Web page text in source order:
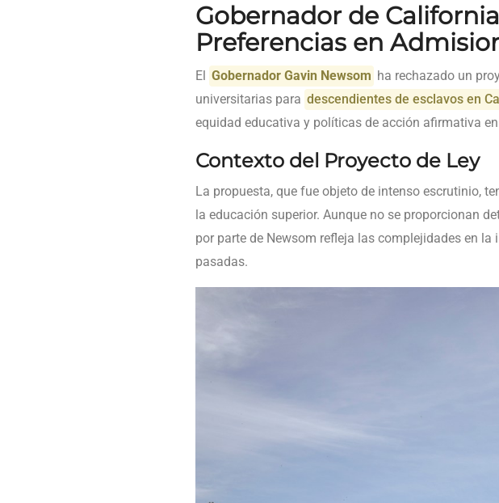
Gobernador de
Preferencias en
El Gobernador Gavin Newsom ha rechazado un
universitarias para descendientes de esclavos en
equidad educativa y políticas de acción afirmativa
Contexto del Proyecto de Ley
La propuesta, que fue objeto de intenso escrutinio,
la educación superior. Aunque no se proporcionan
por parte de Newsom refleja las complejidades en
pasadas.